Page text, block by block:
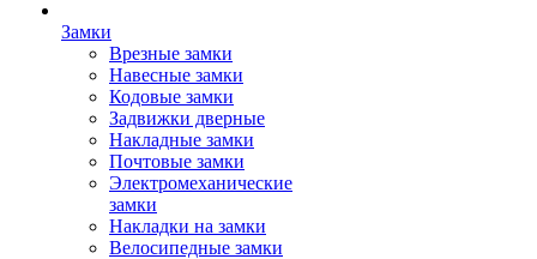
Замки
Врезные замки
Навесные замки
Кодовые замки
Задвижки дверные
Накладные замки
Почтовые замки
Электромеханические
замки
Накладки на замки
Велосипедные замки